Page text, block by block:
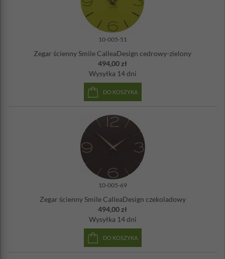
10-005-51
Zegar ścienny Smile CalleaDesign cedrowy-zielony
494,00 zł
Wysyłka 14 dni
DO KOSZYKA
10-005-69
Zegar ścienny Smile CalleaDesign czekoladowy
494,00 zł
Wysyłka 14 dni
DO KOSZYKA